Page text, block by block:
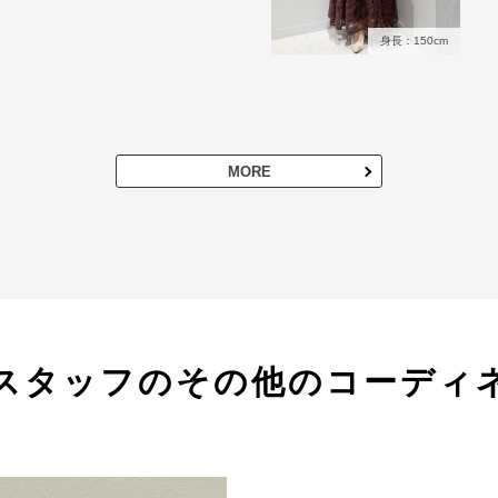
身長：150cm
MORE
タッフのその他のコーディ